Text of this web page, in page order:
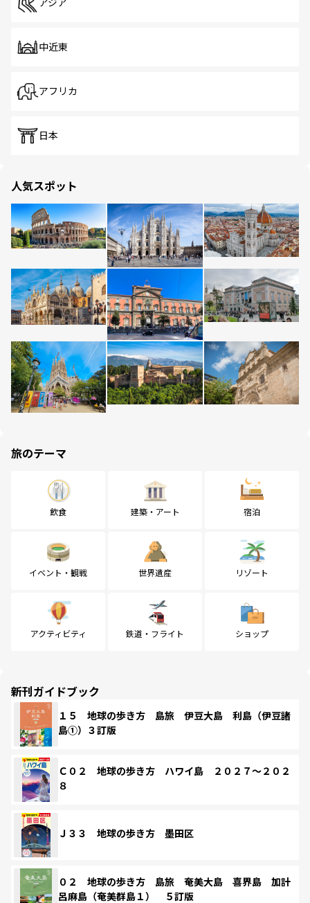
アジア
中近東
アフリカ
日本
人気スポット
旅のテーマ
飲食 建築・アート 宿泊
イベント・観戦 世界遺産 リゾート
アクティビティ 鉄道・フライト ショップ
新刊ガイドブック
１５ 地球の歩き方 島旅 伊豆大島 利島（伊豆諸
島①）３訂版
Ｃ０２ 地球の歩き方 ハワイ島 ２０２７～２０２
８
Ｊ３３ 地球の歩き方 墨田区
０２ 地球の歩き方 島旅 奄美大島 喜界島 加計
呂麻島（奄美群島１） ５訂版